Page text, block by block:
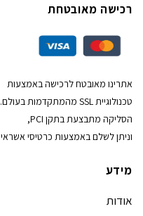
רכישה מאובטחת
אתרינו מאובטח לרכישה באמצעות
טכנולוגיית SSL מהמתקדמות בעולם.
הסליקה מתבצעת בתקן PCI,
וניתן לשלם באמצעות כרטיסי אשראי
מידע
אודות